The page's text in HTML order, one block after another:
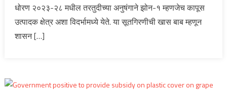
धोरण २०२३-२८ मधील तरतुदीच्या अनुषंगाने झोन-१ म्हणजेच कापूस
उत्पादक क्षेत्र अशा विदर्भामध्ये येते. या सूतगिरणीची खास बाब म्हणून
शासन […]